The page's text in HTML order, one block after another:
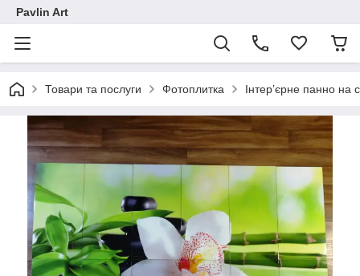
Pavlin Art
Товари та послуги Фотоплитка Інтер’єрне панно на